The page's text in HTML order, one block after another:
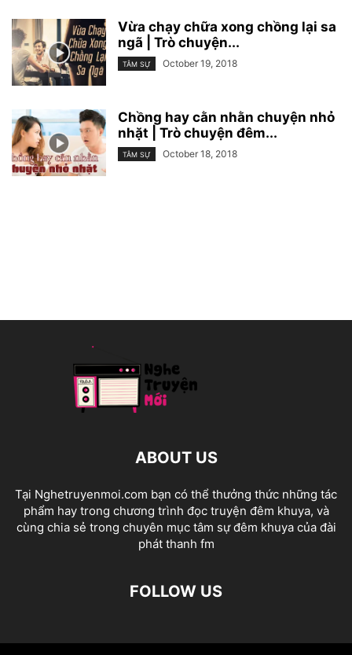
Vừa chạy chữa xong chồng lại sa
ngã | Trò chuyện...
TÂM SỰ October 19, 2018
Chồng hay cằn nhằn chuyện nhỏ
nhặt | Trò chuyện đêm...
TÂM SỰ October 18, 2018
ABOUT US
Tại Nghetruyenmoi.com bạn có thể thưởng thức những tác
phẩm hay trong chương trình đọc truyện đêm khuya, và
cùng chia sẻ trong chuyên mục tâm sự đêm khuya của đài
phát thanh fm
FOLLOW US